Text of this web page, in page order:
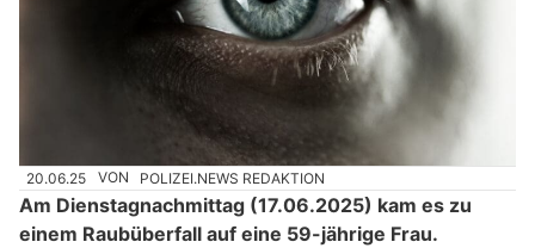
20.06.25 VON POLIZEI.NEWS REDAKTION
Am Dienstagnachmittag (17.06.2025) kam es zu
einem Raubüberfall auf eine 59-jährige Frau.